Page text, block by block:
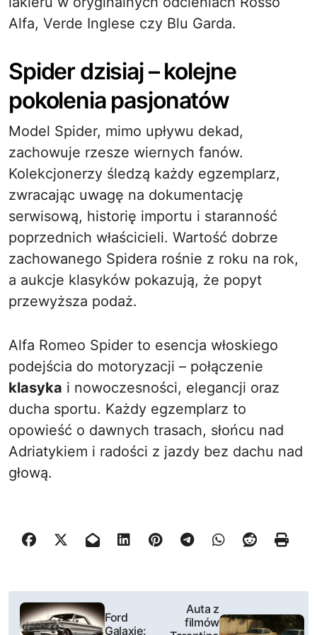
Alfa, Verde Inglese czy Blu Garda.
Spider dzisiaj – kolejne
pokolenia pasjonatów
Model Spider, mimo upływu dekad,
zachowuje rzesze wiernych fanów.
Kolekcjonerzy śledzą każdy egzemplarz,
zwracając uwagę na dokumentację
serwisową, historię importu i staranność
poprzednich właścicieli. Wartość dobrze
zachowanego Spidera rośnie z roku na rok,
a aukcje klasyków pokazują, że popyt
przewyższa podaż.
Alfa Romeo Spider to esencja włoskiego
podejścia do motoryzacji – połączenie
klasyka i nowoczesności, elegancji oraz
ducha sportu. Każdy egzemplarz to
opowieść o dawnych trasach, słońcu nad
Adriatykiem i radości z jazdy bez dachu nad
głową.
N
Ford
Galaxie:
Auta z
filmów